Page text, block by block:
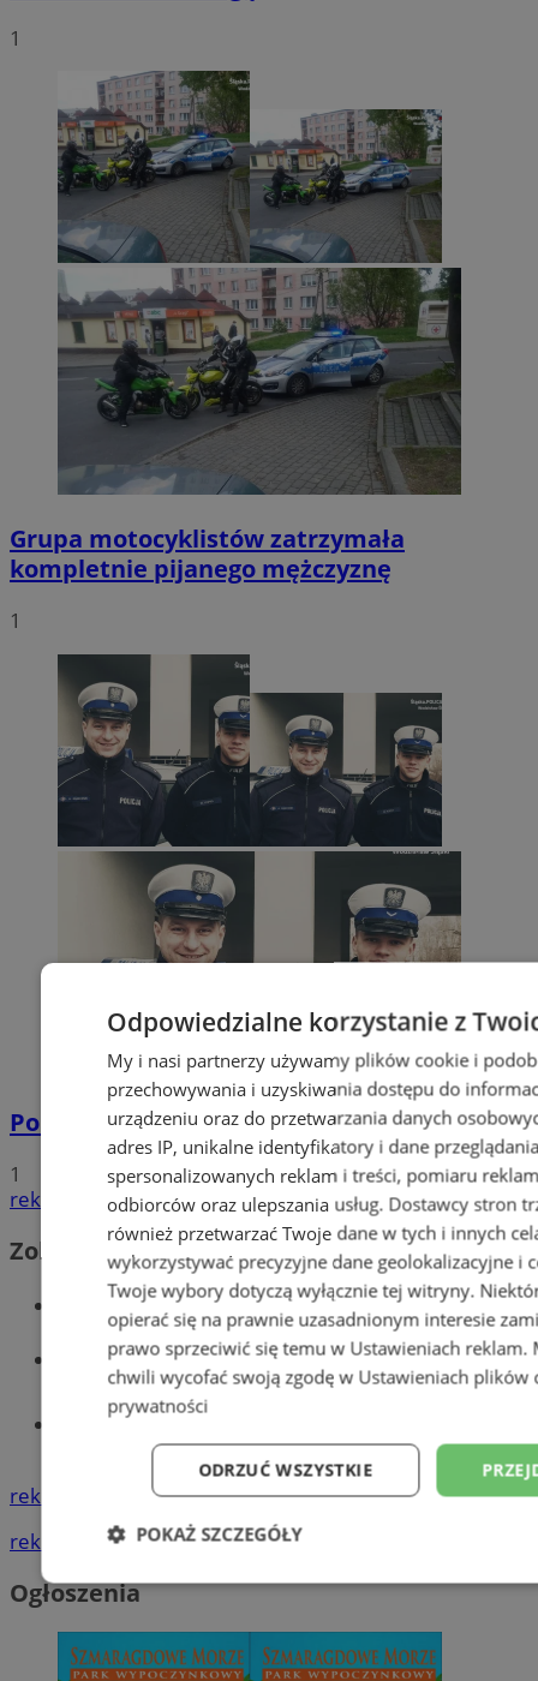
1
Grupa motocyklistów zatrzymała
kompletnie pijanego mężczyznę
1
Policyjna eskorta na porodówkę
1
reklama
Zobacz również
Wiadomości kryminalne w Wodzisławiu
Wiadomości lokalne
reklama
reklama
Ogłoszenia
Odpowiedzialne korzystanie z
My i nasi partnerzy używamy plików cookie i
przechowywania i uzyskiwania dostępu do
urządzeniu oraz do przetwarzania danych
adres IP, unikalne identyfikatory i dane
spersonalizowanych reklam i treści, pomiaru
odbiorców oraz ulepszania usług. Dostawcy stron
również przetwarzać Twoje dane w tych i innych
wykorzystywać precyzyjne dane geolokalizacyjne i
Twoje wybory dotyczą wyłącznie tej witryny.
opierać się na prawnie uzasadnionym interesie
prawo sprzeciwić się temu w Ustawieniach reklam.
chwili wycofać swoją zgodę w Ustawieniach plików
prywatności
ODRZUĆ WSZYSTKIE
POKAŻ SZCZEGÓŁY
Niezbędne Wydajność